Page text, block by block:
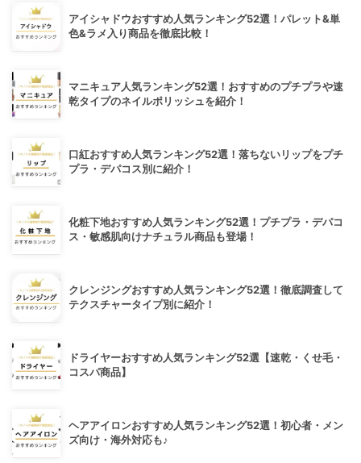
アイシャドウおすすめ人気ランキング52選！パレット&単
色&ラメ入り商品を徹底比較！
マニキュア人気ランキング52選！おすすめのプチプラや速
乾タイプのネイルポリッシュを紹介！
口紅おすすめ人気ランキング52選！落ちないリップをプチ
プラ・デパコス別に紹介！
化粧下地おすすめ人気ランキング52選！プチプラ・デパコ
ス・敏感肌向けナチュラル商品も登場！
クレンジングおすすめ人気ランキング52選！徹底調査して
テクスチャータイプ別に紹介！
ドライヤーおすすめ人気ランキング52選【速乾・くせ毛・
コスパ商品】
ヘアアイロンおすすめ人気ランキング52選！初心者・メン
ズ向け・海外対応も♪